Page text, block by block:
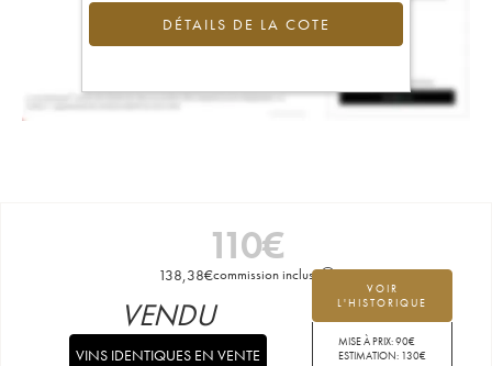
DÉTAILS DE LA COTE
110€
138,38€commission incluse
VOIR
L'HISTORIQUE
MISE À PRIX:90€
ESTIMATION: 130€
VENDU
VINS IDENTIQUES EN VENTE